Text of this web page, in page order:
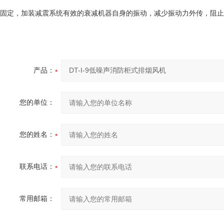
固定，加装减震系统有效的衰减机器自身的振动，减少振动力外传，阻
产品：
您的单位：
您的姓名：
联系电话：
常用邮箱：